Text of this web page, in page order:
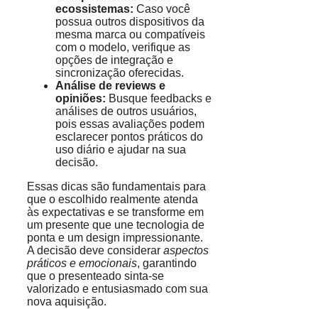
ecossistemas: Caso você
possua outros dispositivos da
mesma marca ou compatíveis
com o modelo, verifique as
opções de integração e
sincronização oferecidas.
Análise de reviews e
opiniões: Busque feedbacks e
análises de outros usuários,
pois essas avaliações podem
esclarecer pontos práticos do
uso diário e ajudar na sua
decisão.
Essas dicas são fundamentais para
que o escolhido realmente atenda
às expectativas e se transforme em
um presente que une tecnologia de
ponta e um design impressionante.
A decisão deve considerar aspectos
práticos e emocionais, garantindo
que o presenteado sinta-se
valorizado e entusiasmado com sua
nova aquisição.